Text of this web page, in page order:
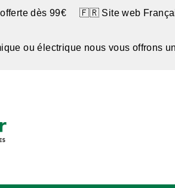
dès 99€ 🇫🇷 Site web
ou électrique nous vous offrons